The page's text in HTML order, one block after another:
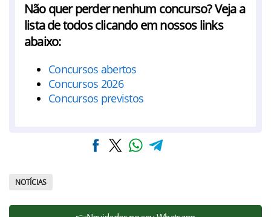
Não quer perder nenhum concurso? Veja a
lista de todos clicando em nossos links
abaixo:
Concursos abertos
Concursos 2026
Concursos previstos
NOTÍCIAS